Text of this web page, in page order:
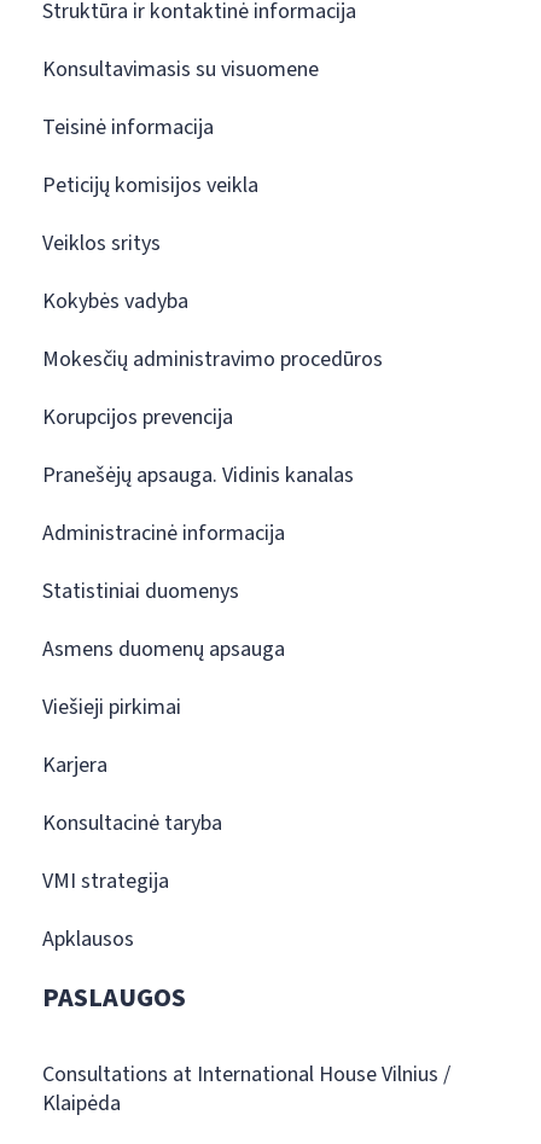
Struktūra ir kontaktinė informacija
Konsultavimasis su visuomene
Teisinė informacija
Peticijų komisijos veikla
Veiklos sritys
Kokybės vadyba
Mokesčių administravimo procedūros
Korupcijos prevencija
Pranešėjų apsauga. Vidinis kanalas
Administracinė informacija
Statistiniai duomenys
Asmens duomenų apsauga
Viešieji pirkimai
Karjera
Konsultacinė taryba
VMI strategija
Apklausos
PASLAUGOS
Consultations at International House Vilnius /
Klaipėda